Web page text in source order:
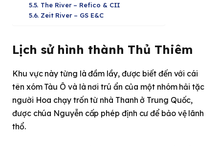
The River – Refico & CII
Zeit River – GS E&C
Lịch sử hình thành Thủ Thiêm
Khu vực này từng là đầm lầy, được biết đến với cái
tên xóm Tàu Ô và là nơi trú ẩn của một nhóm hải tặc
người Hoa chạy trốn từ nhà Thanh ở Trung Quốc,
được chúa Nguyễn cấp phép định cư để bảo vệ lãnh
thổ.